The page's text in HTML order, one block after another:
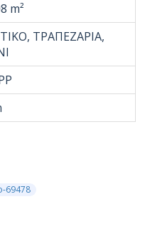
m²
ΤΡΑΠΕΖΑΡΙΑ,
69478